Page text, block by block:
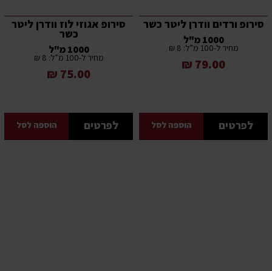
סירופ ורדים וודרן ליטר כשר
1000 מ"ל
מחיר ל-100 מ”ל: 8 ₪
79.00 ₪
לפרטים הוספה לסל
סירופ אגוזי לוז וודרן ליטר
כשר
1000 מ"ל
מחיר ל-100 מ”ל: 8 ₪
75.00 ₪
לפרטים הוספה לסל